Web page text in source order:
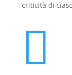
criticità di
